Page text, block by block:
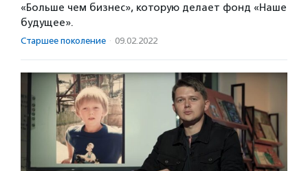
«Больше чем бизнес», которую делает фонд «Наше
будущее».
Старшее поколение · 09.02.2022